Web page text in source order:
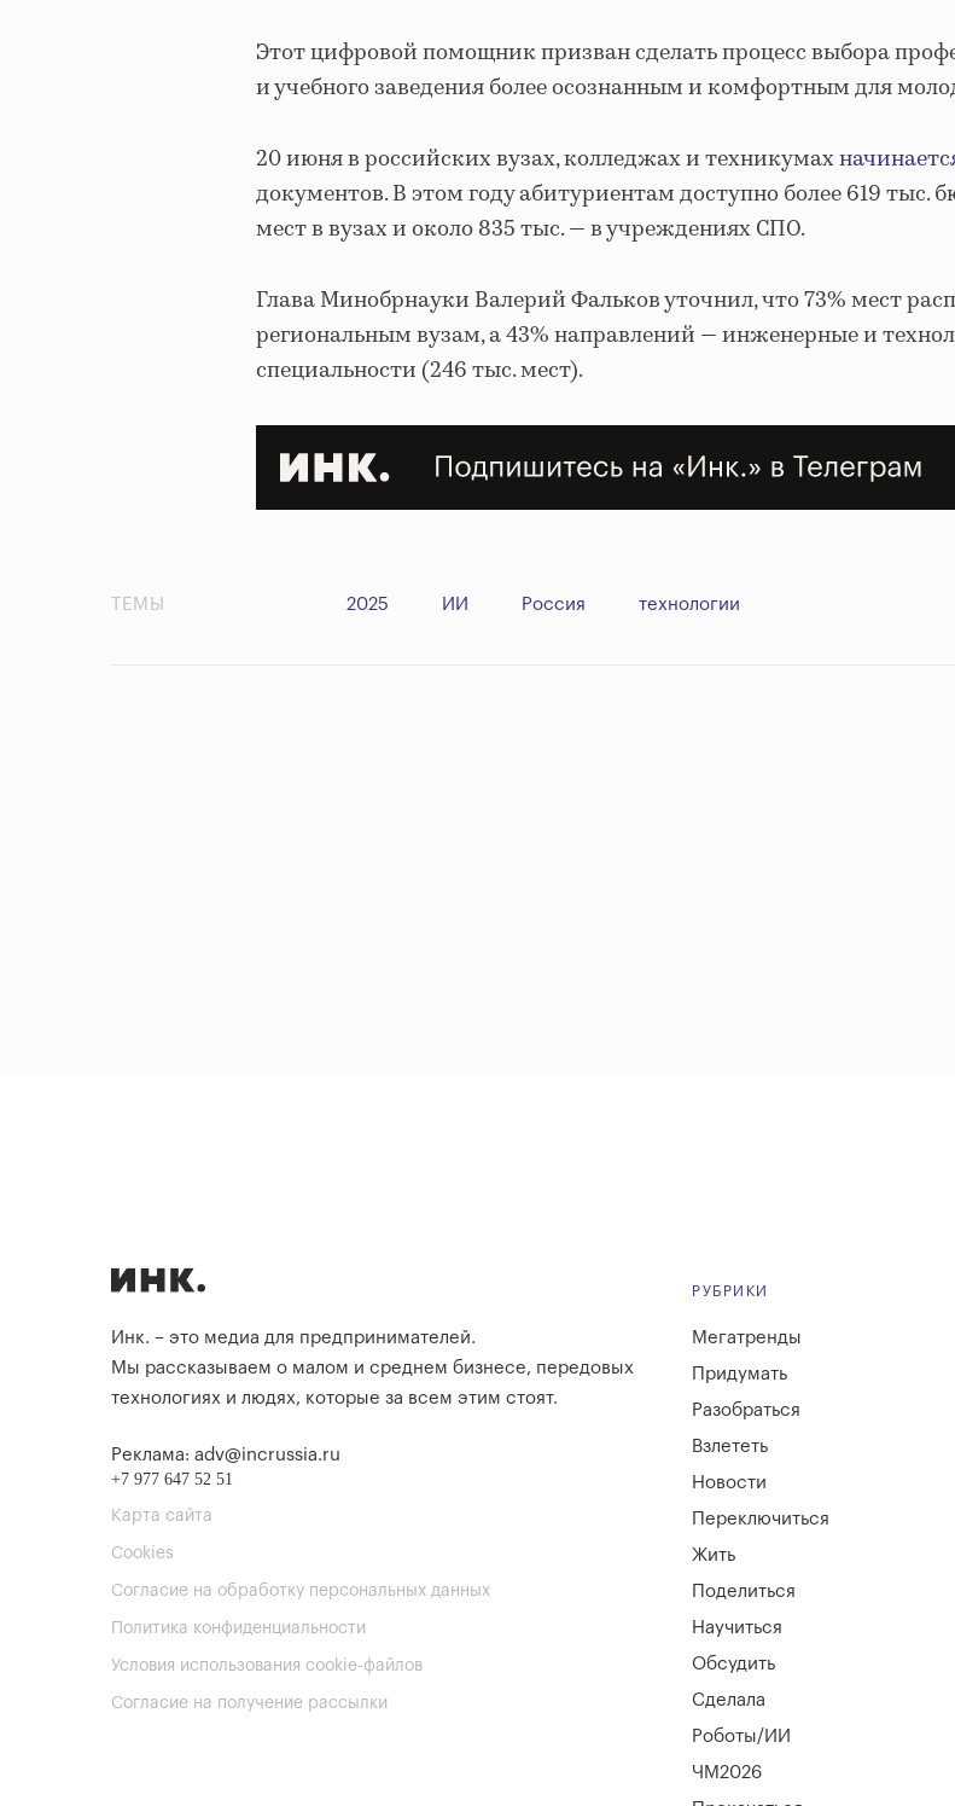
Этот цифровой помощник призван сделать процесс выбора
и учебного заведения более осознанным и комфортным для
20 июня в российских вузах, колледжах и техникумах
документов. В этом году абитуриентам доступно более 619 тыс.
мест в вузах и около 835 тыс. — в учреждениях СПО.
Глава Минобрнауки Валерий Фальков уточнил, что 73% мест
региональным вузам, а 43% направлений — инженерные и
специальности (246 тыс. мест).
ТЕМЫ 2025 ИИ Россия технологии
Инк. – это медиа для предпринимателей.
Мы рассказываем о малом и среднем бизнесе, передовых
технологиях и людях, которые за всем этим стоят.
Реклама: adv@incrussia.ru
+7 977 647 52 51
Карта сайта
Cookies
Согласие на обработку персональных данных
Политика конфиденциальности
Условия использования cookie-файлов
Согласие на получение рассылки
РУБРИКИ
Мегатренды
Придумать
Разобраться
Взлететь
Новости
Переключиться
Жить
Поделиться
Научиться
Обсудить
Сделала
Роботы/ИИ
ЧМ2026